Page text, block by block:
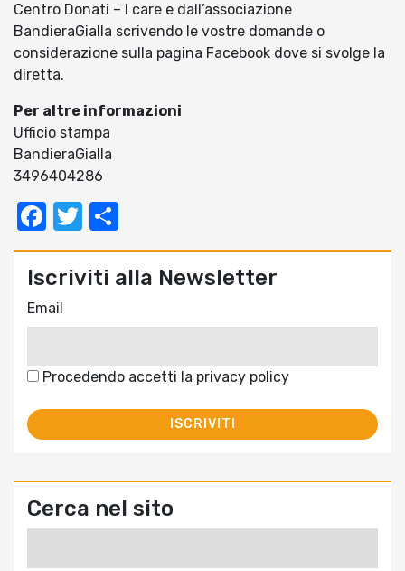
Centro Donati – I care e dall’associazione
BandieraGialla scrivendo le vostre domande o
considerazione sulla pagina Facebook dove si svolge la
diretta.
Per altre informazioni
Ufficio stampa
BandieraGialla
3496404286
Facebook
Twitter
Iscriviti alla Newsletter
Email
Procedendo accetti la privacy policy
Cerca nel sito